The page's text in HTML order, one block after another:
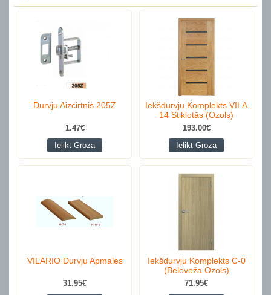
Durvju Aizcirtnis 205Z
1.47€
Ielikt Grozā
Iekšdurvju Komplekts VILA
14 Stiklotās (Ozols)
193.00€
Ielikt Grozā
VILARIO Durvju Apmales
31.95€
Iekšdurvju Komplekts C-0
(Beloveža Ozols)
71.95€